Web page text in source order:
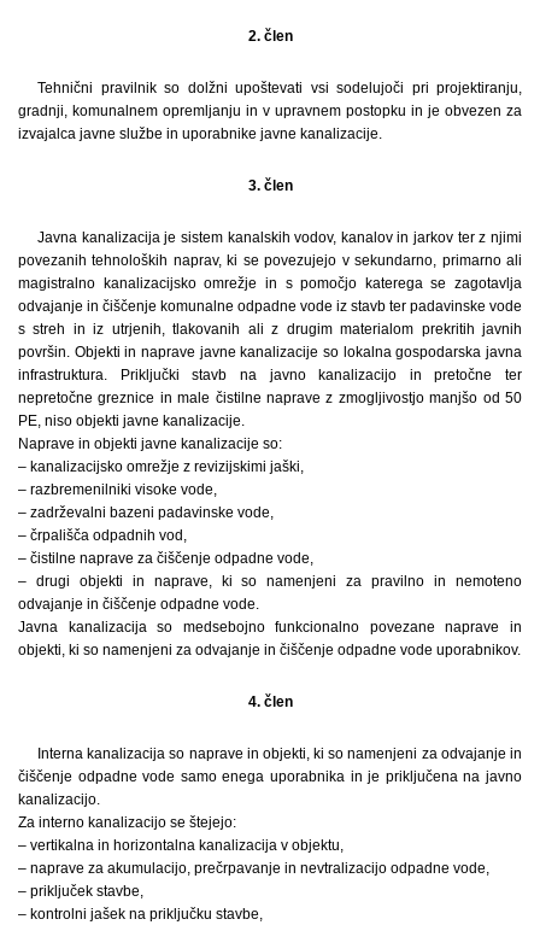
2. člen
Tehnični pravilnik so dolžni upoštevati vsi sodelujoči pri projektiranju,
gradnji, komunalnem opremljanju in v upravnem postopku in je obvezen za
izvajalca javne službe in uporabnike javne kanalizacije.
3. člen
Javna kanalizacija je sistem kanalskih vodov, kanalov in jarkov ter z njimi
povezanih tehnoloških naprav, ki se povezujejo v sekundarno, primarno ali
magistralno kanalizacijsko omrežje in s pomočjo katerega se zagotavlja
odvajanje in čiščenje komunalne odpadne vode iz stavb ter padavinske vode
s streh in iz utrjenih, tlakovanih ali z drugim materialom prekritih javnih
površin. Objekti in naprave javne kanalizacije so lokalna gospodarska javna
infrastruktura. Priključki stavb na javno kanalizacijo in pretočne ter
nepretočne greznice in male čistilne naprave z zmogljivostjo manjšo od 50
PE, niso objekti javne kanalizacije.
Naprave in objekti javne kanalizacije so:
– kanalizacijsko omrežje z revizijskimi jaški,
– razbremenilniki visoke vode,
– zadrževalni bazeni padavinske vode,
– črpališča odpadnih vod,
– čistilne naprave za čiščenje odpadne vode,
– drugi objekti in naprave, ki so namenjeni za pravilno in nemoteno
odvajanje in čiščenje odpadne vode.
Javna kanalizacija so medsebojno funkcionalno povezane naprave in
objekti, ki so namenjeni za odvajanje in čiščenje odpadne vode uporabnikov.
4. člen
Interna kanalizacija so naprave in objekti, ki so namenjeni za odvajanje in
čiščenje odpadne vode samo enega uporabnika in je priključena na javno
kanalizacijo.
Za interno kanalizacijo se štejejo:
– vertikalna in horizontalna kanalizacija v objektu,
– naprave za akumulacijo, prečrpavanje in nevtralizacijo odpadne vode,
– priključek stavbe,
– kontrolni jašek na priključku stavbe,